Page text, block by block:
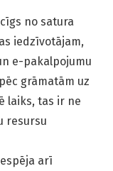
no satura
iedzīvotājam,
e-pakalpojumu
grāmatām uz
laiks, tas ir ne
resursu
arī